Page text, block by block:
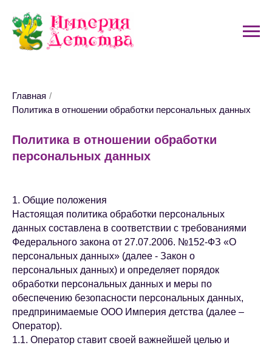
Главная /
Политика в отношении обработки персональных данных
Политика в отношении обработки
персональных данных
1. Общие положения
Настоящая политика обработки персональных
данных составлена в соответствии с требованиями
Федерального закона от 27.07.2006. №152-ФЗ «О
персональных данных» (далее - Закон о
персональных данных) и определяет порядок
обработки персональных данных и меры по
обеспечению безопасности персональных данных,
предпринимаемые ООО Империя детства (далее –
Оператор).
1.1. Оператор ставит своей важнейшей целью и